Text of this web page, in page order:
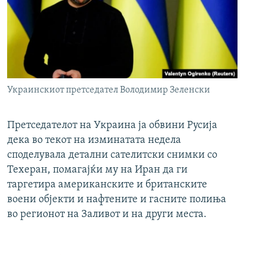
Украинскиот претседател Володимир Зеленски
Претседателот на Украина ја обвини Русија
дека во текот на изминатата недела
споделувала детални сателитски снимки со
Техеран, помагајќи му на Иран да ги
таргетира американските и британските
воени објекти и нафтените и гасните полиња
во регионот на Заливот и на други места.